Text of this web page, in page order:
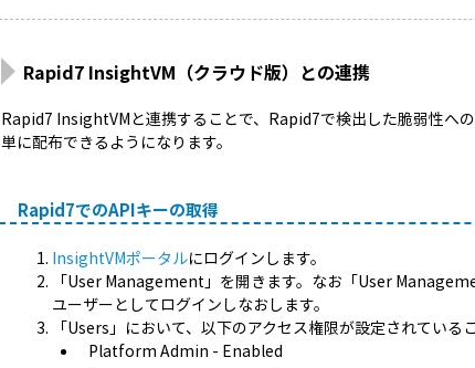
Rapid7 InsightVM（クラウド版）との連携
Rapid7 InsightVMと連携することで、Rapid7で検出した脆弱性
単に配布できるようになります。
Rapid7でのAPIキーの取得
InsightVMポータルにログインします。
「User Management」を開きます。なお「User
ユーザーとしてログインしなおします。
「Users」において、以下のアクセス権限が設定されている
Platform Admin - Enabled